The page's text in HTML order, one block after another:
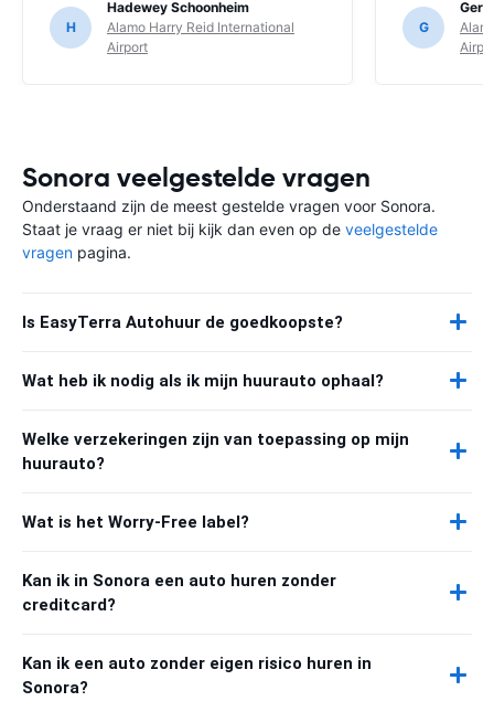
H
Hadewey Schoonheim
Alamo Harry Reid International
Airport
G
Ger
Sonora veelgestelde vragen
Onderstaand zijn de meest gestelde vragen voor Sonora.
Staat je vraag er niet bij kijk dan even op de veelgestelde
vragen pagina.
Is EasyTerra Autohuur de goedkoopste?
Wat heb ik nodig als ik mijn huurauto ophaal?
Welke verzekeringen zijn van toepassing op mijn
huurauto?
Wat is het Worry-Free label?
Kan ik in Sonora een auto huren zonder
creditcard?
Kan ik een auto zonder eigen risico huren in
Sonora?